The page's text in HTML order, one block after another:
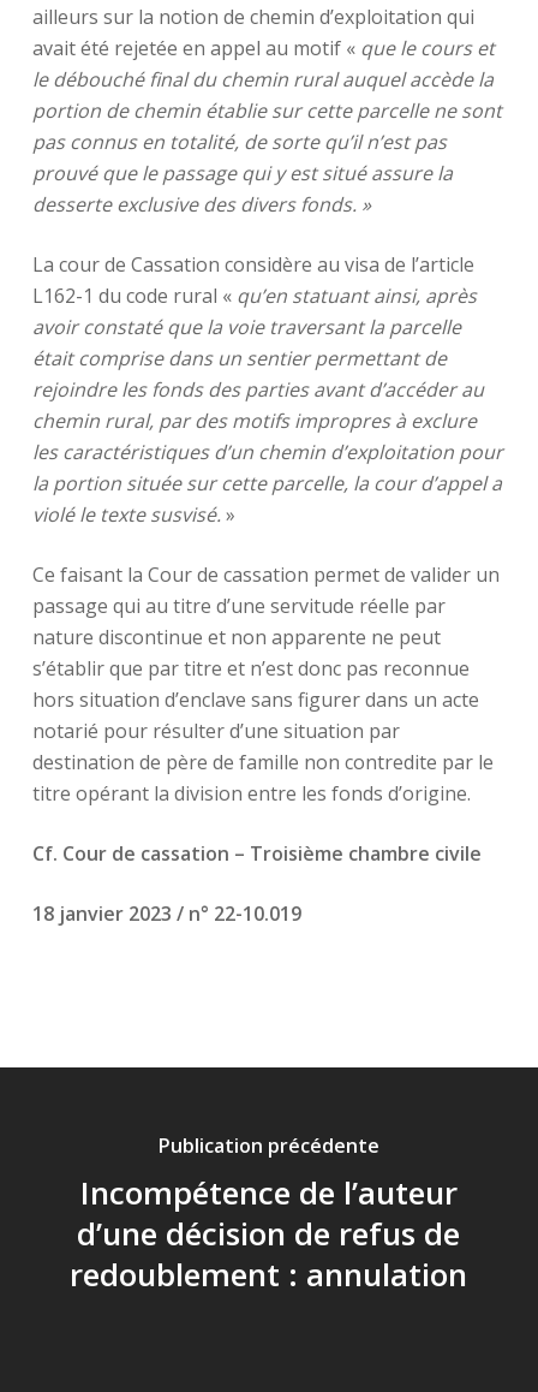
ailleurs sur la notion de chemin d’exploitation qui
avait été rejetée en appel au motif « que le cours et
le débouché final du chemin rural auquel accède la
portion de chemin établie sur cette parcelle ne sont
pas connus en totalité, de sorte qu’il n’est pas
prouvé que le passage qui y est situé assure la
desserte exclusive des divers fonds. »
La cour de Cassation considère au visa de l’article
L162-1 du code rural « qu’en statuant ainsi, après
avoir constaté que la voie traversant la parcelle
était comprise dans un sentier permettant de
rejoindre les fonds des parties avant d’accéder au
chemin rural, par des motifs impropres à exclure
les caractéristiques d’un chemin d’exploitation pour
la portion située sur cette parcelle, la cour d’appel a
violé le texte susvisé. »
Ce faisant la Cour de cassation permet de valider un
passage qui au titre d’une servitude réelle par
nature discontinue et non apparente ne peut
s’établir que par titre et n’est donc pas reconnue
hors situation d’enclave sans figurer dans un acte
notarié pour résulter d’une situation par
destination de père de famille non contredite par le
titre opérant la division entre les fonds d’origine.
Cf. Cour de cassation – Troisième chambre civile
18 janvier 2023 / n° 22-10.019
Publication précédente
Incompétence de l’auteur
d’une décision de refus de
redoublement : annulation